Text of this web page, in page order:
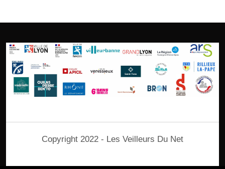
Copyright 2022 - Les Veilleurs Du Net